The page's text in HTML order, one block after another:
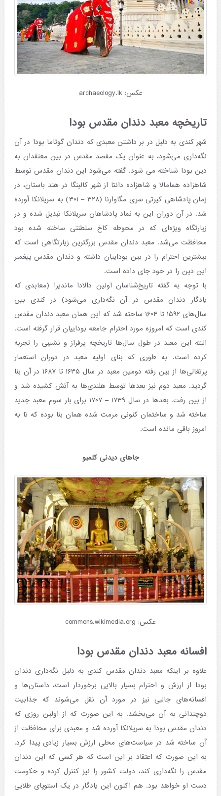
عکس: archaeology.lk
تاریخچه معبد دندان مقدس بودا
شهر کندی به دلیل در بر داشتن معبدی که دندان گوتاما بودا در آن
نگه‌داری می‌شود، به عنوان یک مقصد مقدس در بین معتقدان به
دین بودا شناخته می شود. گفته می‌شود این دندان مقدس توسط
شاهزاده همامالا و شاهزاده دانتا از شهر کالینگا در هند باستان، در
زمان پادشاهی کیرتی سری مگاوارنا (۳۲۸ – ۳۰۱) به سریلانکا آورده
شد. در آن دوران این به نماد پادشاهان سریلانکا تبدیل شده و در
زیارتگاه ویژه‌ای که در محوطه کاخ سلطنتی ساخته شده بود
محافظت می‌شد. معبد دندان مقدس بزرگترین زیارتگاهی است که
بیشترین احترام را در بین بوداییان داشته و دندان مقدس پیغمبر
این دین را در خود جای داده است.
با توجه به گفته تاریخ‌شناسان اولین دالادا ماندیرا (معابدی که
یادگار دندان مقدس در آن نگه‌داری می‌شود) در کندی بین
سال‌های ۱۵۹۲ تا ۱۶۰۴ ساخته شد که این همان معبد دندان مقدس
کندی است که امروزه مورد احترام جامعه بوداییان قرار گرفته است.
البته این معبد در طول سال‌ها تاریخچه پرفراز و نشیبی را تجربه
کرده است. به طوری که بنای اولیه معبد در دوران استعمار
پرتغالی‌ها از بین رفته دومین معبد در سال ۱۶۳۵ تا ۱۶۸۷ در آن بنا
گردید. معبد دوم نیز بعدها توسط هلندی‌ها به آتش کشیده شد و
از بین رفت. بعدها در سال ۱۷۳۹ – ۱۷۰۷ برای بار سوم معبد جدید
ساخته شد و ساختمان کنونی مرمت شده همان بنا بوده که تا به
امروز باقی مانده است.
جاهای دیدنی کلمبو
عکس: commons.wikimedia.org
افسانه معبد دندان مقدس بودا
علاوه بر اینکه معبد دندان مقدس کندی به دلیل نگه‌داری دندان
بودا از ارزش و احترام بسیار بالایی برخوردار است، داستان‌ها و
افسانه‌های جالبی نیز در مورد آن نقل می‌شوند که جذابیت‌
دوچندانی به آن می‌بخشد. به این صورت که از اولین روزی که
دندان مقدس بودا به سریلانکا آورده شد و معبدی برای محافظت از
آن ساخته شد در سیاست‌های محلی ارزش بسیار زیادی پیدا کرد.
به این صورت که اعتقاد بر این است که هر کسی که این دندان
مقدس را نگه‌داری کند، دولت کشور را نیز کنترل کرده و حکومت
دست او خواهد بود. هم اکنون این یادگار در یک استوپای طلایی